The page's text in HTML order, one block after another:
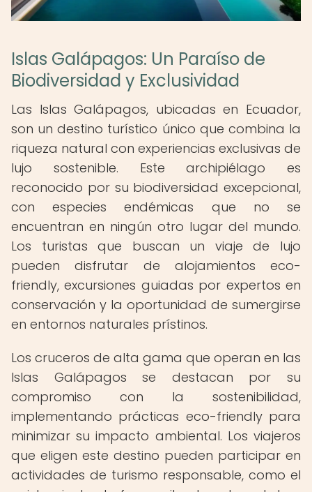
Islas Galápagos: Un Paraíso de
Biodiversidad y Exclusividad
Las Islas Galápagos, ubicadas en Ecuador,
son un destino turístico único que combina la
riqueza natural con experiencias exclusivas de
lujo sostenible. Este archipiélago es
reconocido por su biodiversidad excepcional,
con especies endémicas que no se
encuentran en ningún otro lugar del mundo.
Los turistas que buscan un viaje de lujo
pueden disfrutar de alojamientos eco-
friendly, excursiones guiadas por expertos en
conservación y la oportunidad de sumergirse
en entornos naturales prístinos.
Los cruceros de alta gama que operan en las
Islas Galápagos se destacan por su
compromiso con la sostenibilidad,
implementando prácticas eco-friendly para
minimizar su impacto ambiental. Los viajeros
que eligen este destino pueden participar en
actividades de turismo responsable, como el